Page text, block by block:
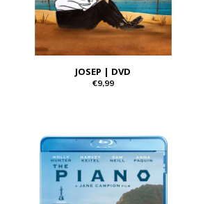
JOSEP | DVD
€9,99